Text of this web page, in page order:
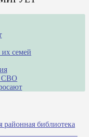
семей
СВО
районная библиотека